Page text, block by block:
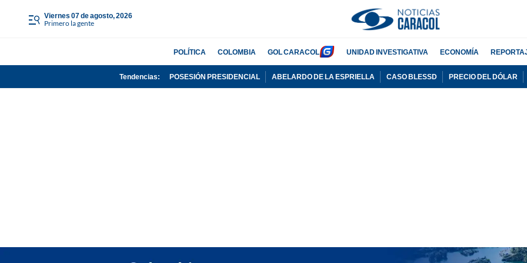
viernes 07 de agosto, 2026
Primero la gente
POLÍTICA COLOMBIA GOL CARACOL UNIDAD INVESTIGATIVA ECONOMÍA
Tendencias: POSESIÓN PRESIDENCIAL ABELARDO DE LA ESPRIELLA CASO BLESSD PRECIO DEL DÓLAR